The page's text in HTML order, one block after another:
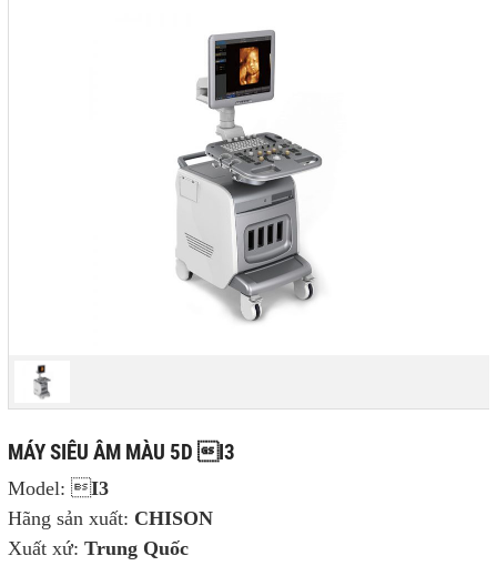
MÁY SIÊU ÂM MÀU 5D I3
Model: I3
Hãng sản xuất: CHISON
Xuất xứ: Trung Quốc